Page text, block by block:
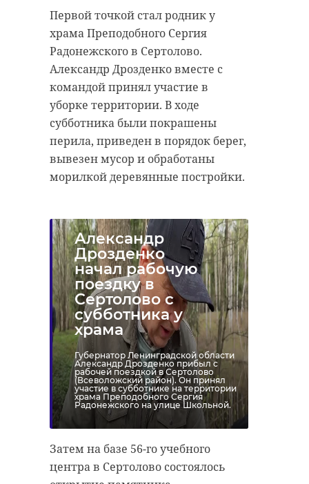
Первой точкой стал родник у
храма Преподобного Сергия
Радонежского в Сертолово.
Александр Дрозденко вместе с
командой принял участие в
уборке территории. В ходе
субботника были покрашены
перила, приведен в порядок берег,
вывезен мусор и обработаны
морилкой деревянные постройки.
Александр
Дрозденко
начал рабочую
поездку в
Сертолово с
субботника у
храма
Губернатор Ленинградской области
Александр Дрозденко прибыл с
рабочей поездкой в Сертолово
(Всеволожский район). Он принял
участие в субботнике на территории
храма Преподобного Сергия
Радонежского на улице Школьной.
Затем на базе 56-го учебного
центра в Сертолово состоялось